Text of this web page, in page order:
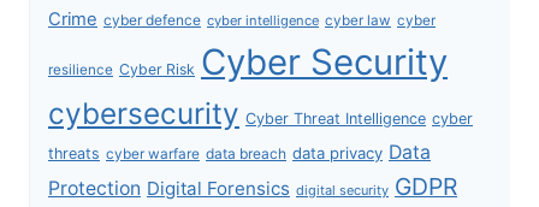
Crime cyber defence cyber intelligence cyber law cyber
resilience Cyber Risk Cyber Security
cybersecurity Cyber Threat Intelligence cyber
threats cyber warfare data breach data privacy Data
Protection Digital Forensics digital security GDPR